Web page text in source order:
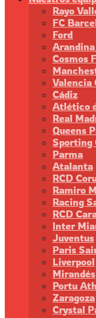
Rayo
FC
Ford
Arandina
Cosmos
Valencia
Cádiz
Atlético
Real
Queens
Sporting
Parma
Atalanta
RCD
Ramiro
Racing
RCD
Inter
Juventus
Paris
Liverpool
Mirandés
Portu
Zaragoza
Crystal